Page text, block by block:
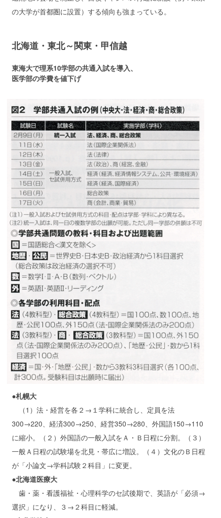
の大学が首都圏に設置）する傾向も強まっている。
北海道・東北～関東・甲信越
東海大で理系10学部の共通入試を導入、
医学部の学費を値下げ
●札幌大
（1）法・経営を各２→１学科に統合し、定員を法
300→220、経済300→250、経営350→280、外国語150→110
に縮小。（２）外国語の一般入試をＡ・Ｂ日程に分割。（３）
一般Ａ日程の試験場を北見・帯広に増設。（４）文化のＢ日程
が「小論文→学科試験２科目」に変更。
●北海道医療大
歯・薬・看護福祉・心理科学のセ試後期で、英語が「必須→
選択」になり、３→２科目に軽減。